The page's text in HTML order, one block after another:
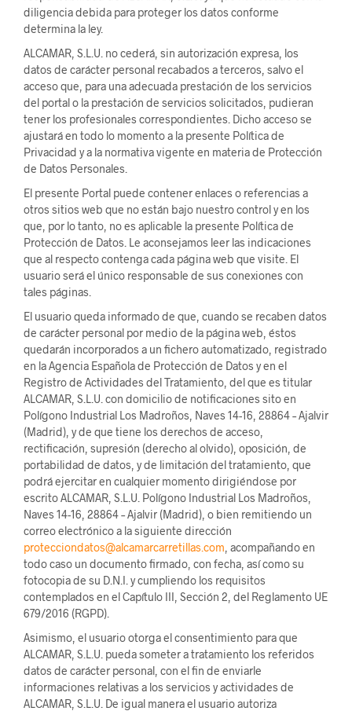
diligencia debida para proteger los datos conforme
determina la ley.
ALCAMAR, S.L.U. no cederá, sin autorización expresa, los
datos de carácter personal recabados a terceros, salvo el
acceso que, para una adecuada prestación de los servicios
del portal o la prestación de servicios solicitados, pudieran
tener los profesionales correspondientes. Dicho acceso se
ajustará en todo lo momento a la presente Política de
Privacidad y a la normativa vigente en materia de Protección
de Datos Personales.
El presente Portal puede contener enlaces o referencias a
otros sitios web que no están bajo nuestro control y en los
que, por lo tanto, no es aplicable la presente Política de
Protección de Datos. Le aconsejamos leer las indicaciones
que al respecto contenga cada página web que visite. El
usuario será el único responsable de sus conexiones con
tales páginas.
El usuario queda informado de que, cuando se recaben datos
de carácter personal por medio de la página web, éstos
quedarán incorporados a un fichero automatizado, registrado
en la Agencia Española de Protección de Datos y en el
Registro de Actividades del Tratamiento, del que es titular
ALCAMAR, S.L.U. con domicilio de notificaciones sito en
Polígono Industrial Los Madroños, Naves 14-16, 28864 – Ajalvir
(Madrid), y de que tiene los derechos de acceso,
rectificación, supresión (derecho al olvido), oposición, de
portabilidad de datos, y de limitación del tratamiento, que
podrá ejercitar en cualquier momento dirigiéndose por
escrito ALCAMAR, S.L.U. Polígono Industrial Los Madroños,
Naves 14-16, 28864 – Ajalvir (Madrid), o bien remitiendo un
correo electrónico a la siguiente dirección
protecciondatos@alcamarcarretillas.com , acompañando en
todo caso un documento firmado, con fecha, así como su
fotocopia de su D.N.I. y cumpliendo los requisitos
contemplados en el Capítulo III, Sección 2, del Reglamento UE
679/2016 (RGPD).
Asimismo, el usuario otorga el consentimiento para que
ALCAMAR, S.L.U. pueda someter a tratamiento los referidos
datos de carácter personal, con el fin de enviarle
informaciones relativas a los servicios y actividades de
ALCAMAR, S.L.U. De igual manera el usuario autoriza